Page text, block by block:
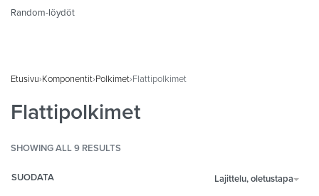
Random-löydöt
Etusivu›Komponentit›Polkimet›Flattipolkimet
Flattipolkimet
SHOWING ALL 9 RESULTS
Lajittelu, oletustapa
SUODATA